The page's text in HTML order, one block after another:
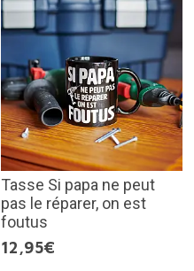
Tasse Si papa ne peut
pas le réparer, on est
foutus
12,95€